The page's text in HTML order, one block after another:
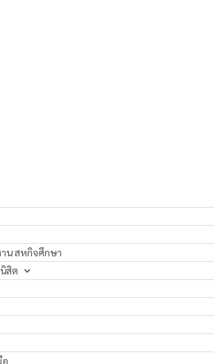
น สหกิจศึกษา
สิต
อ